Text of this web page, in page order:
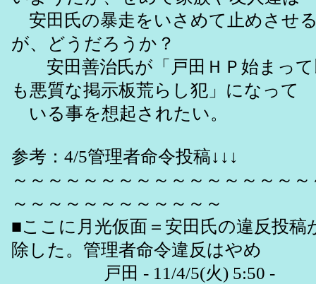
安田氏の暴走をいさめて止めさせ
が、どうだろうか？
安田善治氏が「戸田ＨＰ始まって
も悪質な掲示板荒らし犯」になって
いる事を想起されたい。
参考：4/5管理者命令投稿↓↓↓
～～～～～～～～～～～～～～～～
～～～～～～～～～～～～
■ここに月光仮面＝安田氏の違反投稿
除した。管理者命令違反はやめ
戸田 - 11/4/5(火) 5:50 -